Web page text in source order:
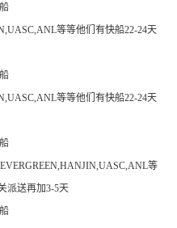
等等他们有快船22-24天
等等他们有快船22-24天
等
派送再加3-5天